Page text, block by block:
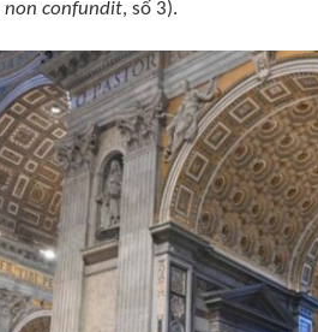
non confundit, số 3).